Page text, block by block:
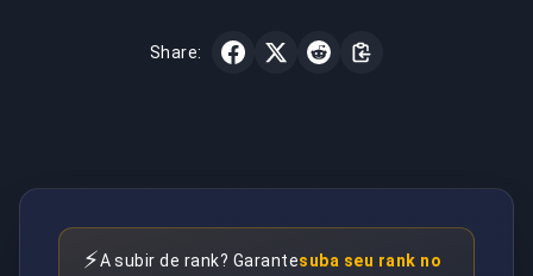
Share:
⚡A subir de rank? Garantesuba seu rank no